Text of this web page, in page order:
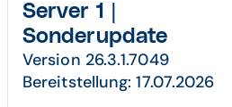
Server 1 |
Sonderupdate
Version 26.3.1.7049
Bereitstellung: 17.07.2026